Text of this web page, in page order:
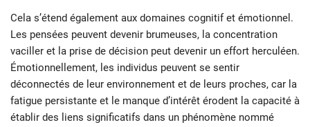
Cela s’étend également aux domaines cognitif et émotionnel.
Les pensées peuvent devenir brumeuses, la concentration
vaciller et la prise de décision peut devenir un effort herculéen.
Émotionnellement, les individus peuvent se sentir
déconnectés de leur environnement et de leurs proches, car la
fatigue persistante et le manque d’intérêt érodent la capacité à
établir des liens significatifs dans un phénomène nommé